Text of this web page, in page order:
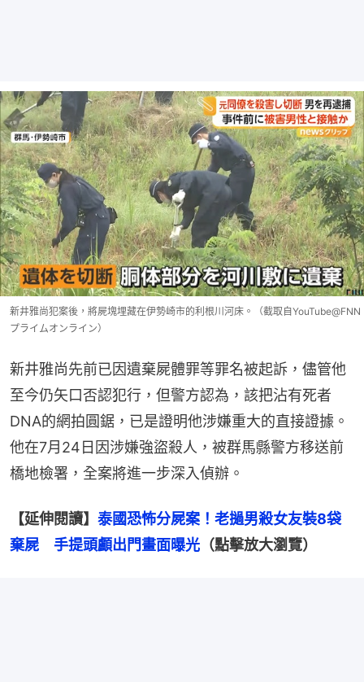
新井雅尚犯案後，將屍塊埋藏在伊勢崎市的利根川河床。（截取自YouTube@FNN
プライムオンライン）
新井雅尚先前已因遺棄屍體罪等罪名被起訴，儘管他
至今仍矢口否認犯行，但警方認為，該把沾有死者
DNA的網拍圓鋸，已是證明他涉嫌重大的直接證據。
他在7月24日因涉嫌強盜殺人，被群馬縣警方移送前
橋地檢署，全案將進一步深入偵辦。
【延伸閱讀】 泰國恐怖分屍案！老撾男殺女友裝8袋
棄屍　手提頭顱出門畫面曝光 （點擊放大瀏覽）